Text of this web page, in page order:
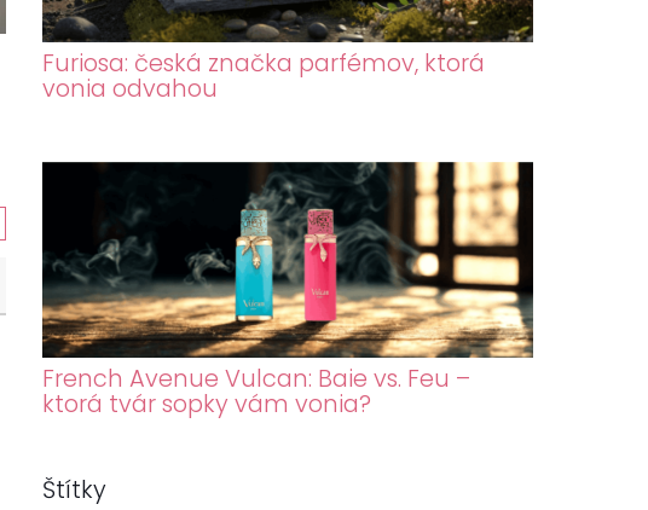
Furiosa: česká značka parfémov, ktorá
vonia odvahou
French Avenue Vulcan: Baie vs. Feu –
ktorá tvár sopky vám vonia?
Štítky